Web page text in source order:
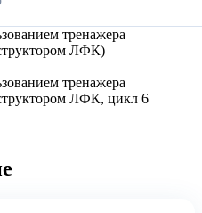
тренажера
ЛФК)
тренажера
ЛФК, цикл 6